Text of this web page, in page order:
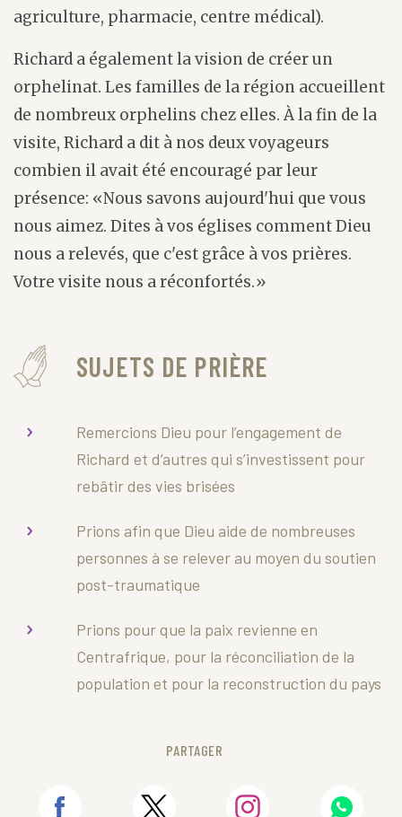
agriculture, pharmacie, centre médical).
Richard a également la vision de créer un
orphelinat. Les familles de la région accueillent
de nombreux orphelins chez elles. À la fin de la
visite, Richard a dit à nos deux voyageurs
combien il avait été encouragé par leur
présence: «Nous savons aujourd'hui que vous
nous aimez. Dites à vos églises comment Dieu
nous a relevés, que c'est grâce à vos prières.
Votre visite nous a réconfortés.»
SUJETS DE PRIÈRE
Remercions Dieu pour l’engagement de
Richard et d’autres qui s’investissent pour
rebâtir des vies brisées
Prions afin que Dieu aide de nombreuses
personnes à se relever au moyen du soutien
post-traumatique
Prions pour que la paix revienne en
Centrafrique, pour la réconciliation de la
population et pour la reconstruction du pays
PARTAGER